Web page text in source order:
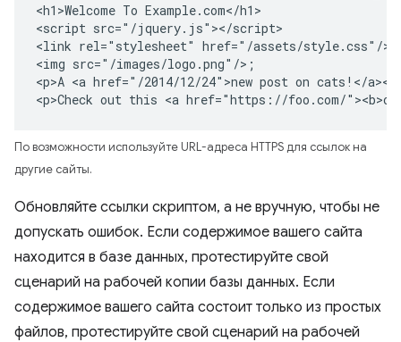
<h1>Welcome To Example.com</h1>
<script src="/jquery.js"></script>
<link rel="stylesheet" href="/assets/style.css"/>
<img src="/images/logo.png"/>;
<p>A <a href="/2014/12/24">new post on cats!</a></
<p>Check out this <a href="https://foo.com/
По возможности используйте URL-адреса HTTPS для ссылок на
другие сайты.
Обновляйте ссылки скриптом, а не вручную, чтобы не
допускать ошибок. Если содержимое вашего сайта
находится в базе данных, протестируйте свой
сценарий на рабочей копии базы данных. Если
содержимое вашего сайта состоит только из простых
файлов, протестируйте свой сценарий на рабочей